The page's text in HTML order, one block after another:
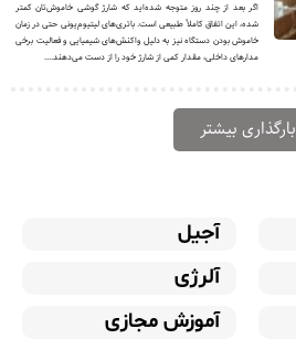
اگر بعد از چند روز متوجه شده‌اید که شارژ گوشی خاموش‌تان کمتر
شده، این اتفاق کاملاً طبیعی است. باتری‌های لیتیوم‌یونی حتی در زمان
خاموش بودن دستگاه نیز به دلیل واکنش‌های شیمیایی و فعالیت برخی
مدارهای داخلی، مقدار کمی از شارژ خود را از دست می‌دهند....
بارگذاری بیشتر
آجیل
آلرژی
آموزش مجازی